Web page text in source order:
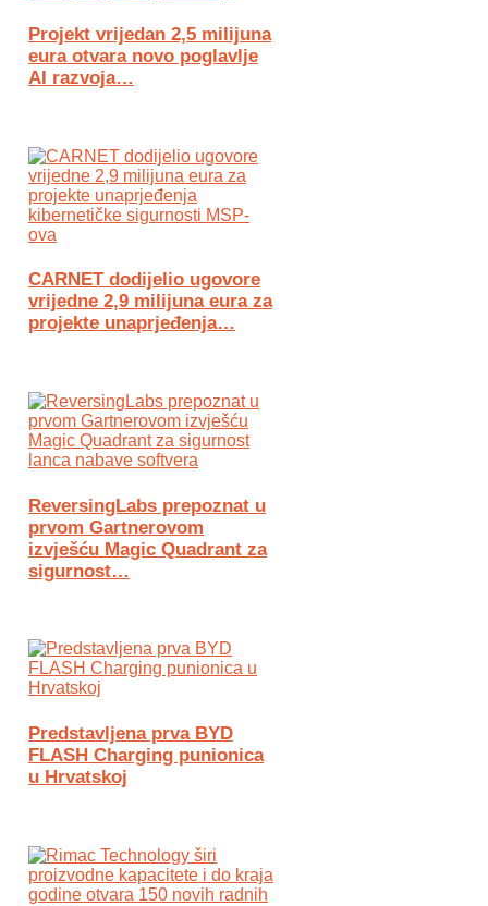
Projekt vrijedan 2,5 milijuna
eura otvara novo poglavlje
AI razvoja…
CARNET dodijelio ugovore
vrijedne 2,9 milijuna eura za
projekte unaprjeđenja…
ReversingLabs prepoznat u
prvom Gartnerovom
izvješću Magic Quadrant za
sigurnost…
Predstavljena prva BYD
FLASH Charging punionica
u Hrvatskoj